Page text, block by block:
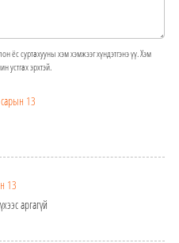
ёс суртахууны хэм хэмжээг хүндэтгэнэ үү. Хэм
устгах эрхтэй.
13
13
аргагүй